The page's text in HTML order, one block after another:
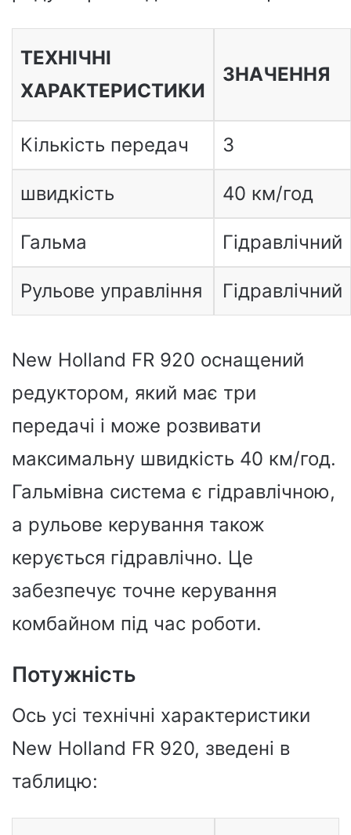
ТЕХНІЧНІ
ХАРАКТЕРИСТИКИ
ЗНАЧЕННЯ
Кількість передач 3
швидкість 40 км/год
Гальма Гідравлічний
Рульове управління Гідравлічний
New Holland FR 920 оснащений
редуктором, який має три
передачі і може розвивати
максимальну швидкість 40 км/год.
Гальмівна система є гідравлічною,
а рульове керування також
керується гідравлічно. Це
забезпечує точне керування
комбайном під час роботи.
Потужність
Ось усі технічні характеристики
New Holland FR 920, зведені в
таблицю: